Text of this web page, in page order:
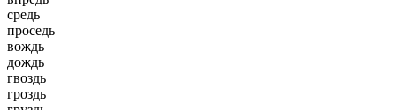
средь
проседь
вождь
дождь
гвоздь
гроздь